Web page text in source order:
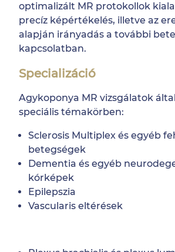
optimalizált MR protokollok
precíz képértékelés, illetve az
alapján irányadás a további
kapcsolatban.
Specializáció
Agykoponya MR vizsgálatok
speciális témakörben:
Sclerosis Multiplex és egyéb
betegségek
Dementia és egyéb
kórképek
Epilepszia
Vascularis eltérések